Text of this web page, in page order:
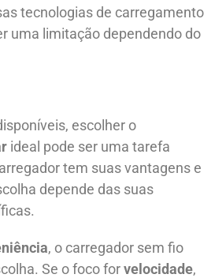
tecnologias de carregamento
uma limitação dependendo do
escolher o
ideal pode ser uma tarefa
tem suas vantagens e
depende das suas
, o carregador sem fio
Se o foco forvelocidade,